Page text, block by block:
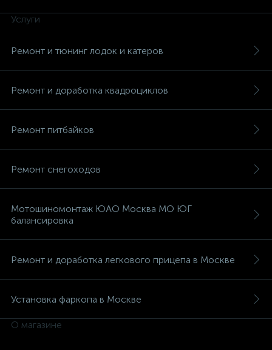
Услуги
Ремонт и тюнинг лодок и катеров
Ремонт и доработка квадроциклов
Ремонт питбайков
Ремонт снегоходов
Мотошиномонтаж ЮАО Москва МО ЮГ
балансировка
Ремонт и доработка легкового прицепа в Москве
Установка фаркопа в Москве
О магазине